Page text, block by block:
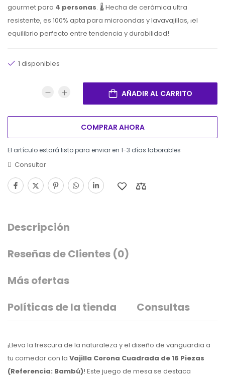
gourmet para 4 personas. 🌡️ Hecha de cerámica ultra
resistente, es 100% apta para microondas y lavavajillas, ¡el
equilibrio perfecto entre tendencia y durabilidad!
1 disponibles
AÑADIR AL CARRITO
COMPRAR AHORA
El artículo estará listo para enviar en 1-3 días laborables
Consultar
Descripción
Reseñas de Clientes (0)
Más ofertas
Políticas de la tienda
Consultas
¡Lleva la frescura de la naturaleza y el diseño de vanguardia a
tu comedor con la Vajilla Corona Cuadrada de 16 Piezas
(Referencia: Bambú)! Este juego de mesa se destaca